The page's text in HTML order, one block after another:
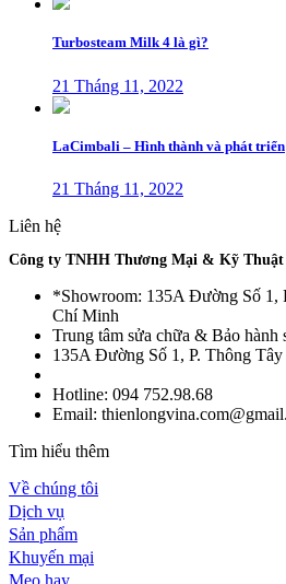
Turbosteam Milk 4 là gì?
21 Tháng 11, 2022
LaCimbali – Hình thành và phát triển
21 Tháng 11, 2022
Liên hệ
Công ty TNHH Thương Mại & Kỹ
*Showroom: 135A Đường Số 1,
Chí Minh
Trung tâm sửa chữa & Bảo hành
135A Đường Số 1, P. Thông
Hotline: 094 752.98.68
Email:
Tìm hiểu thêm
Về chúng tôi
Dịch vụ
Sản phẩm
Khuyến mại
Mẹo hay